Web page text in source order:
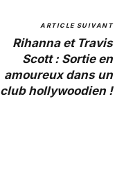
ARTICLE SUIVANT
Rihanna et Travis
Scott : Sortie en
amoureux dans un
club hollywoodien !